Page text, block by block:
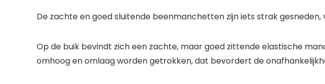
De zachte en goed sluitende beenmanchetten zijn iets strak
Op de buik bevindt zich een zachte, maar goed zittende elastische
omhoog en omlaag worden getrokken, dat bevordert de